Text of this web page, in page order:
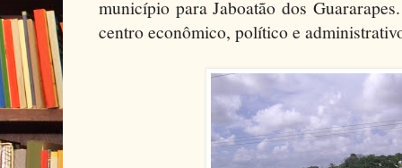
município para Jaboatão dos
centro econômico, político e